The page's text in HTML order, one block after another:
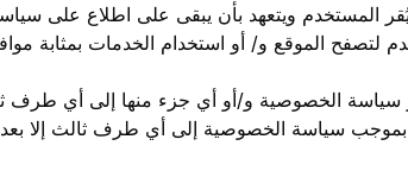
المستخدم ويتعهد بأن يبقى على اطلاع على
لتصفح الموقع و/ أو استخدام الخدمات بمثابة
سياسة الخصوصية و/أو أي جزء منها إلى أي طرف
بموجب سياسة الخصوصية إلى أي طرف ثالث إلا